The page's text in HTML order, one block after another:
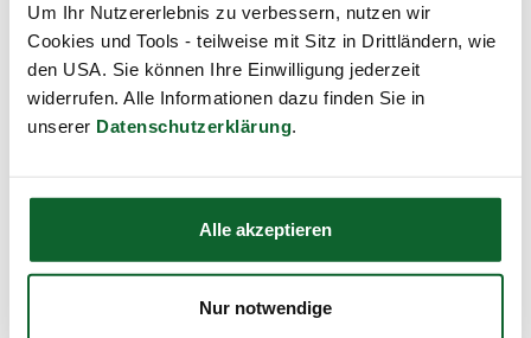
Um Ihr Nutzererlebnis zu verbessern, nutzen wir
Cookies und Tools - teilweise mit Sitz in Drittländern, wie
den USA. Sie können Ihre Einwilligung jederzeit
widerrufen. Alle Informationen dazu finden Sie in
unserer Datenschutzerklärung.
Alle akzeptieren
Nur notwendige
mit harter Wildschweinborste, für
feines bis kräftiges Haar!